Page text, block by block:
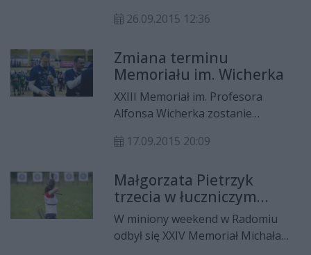
Alfonsa Wicherka rozpoczęli od
Polfarmexem Kutno 81:76.
26.09.2015 12:36
Zmiana terminu
Memoriału im. Wicherka
XXIII Memoriał im. Profesora
Alfonsa Wicherka zostanie
sobotę (25-26 września), a nie jak
Można będzie również pomóc
trenerowi Karolowi Gutkowskiemu.
17.09.2015 20:09
Małgorzata Pietrzyk
trzecia w łuczniczym
Memoriale Sawickiego
W miniony weekend w Radomiu
odbył się XXIV Memoriał Michała